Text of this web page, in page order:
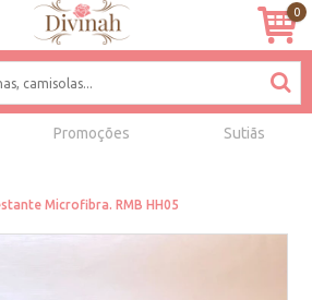
0
Promoções Sutiãs
Microfibra. RMB HH05